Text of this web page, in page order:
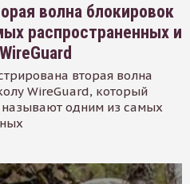
волна блокировок
распространенных и
вторая волна
WireGuard, который
называют одним из самых